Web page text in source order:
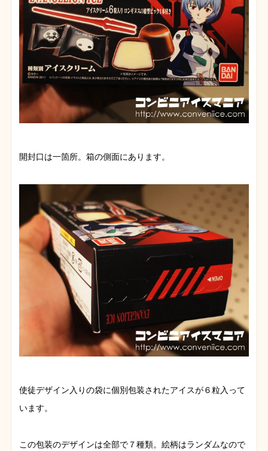
開封口は一箇所。箱の側面にあります。
使徒デザイン入りの袋に個別包装されたアイスが６粒入って
います。
この包装のデザインは全部で７種類。絵柄はランダムなので